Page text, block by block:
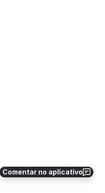
Comentar no aplicativo